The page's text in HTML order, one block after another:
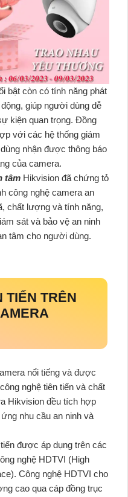
bật còn có tính năng phát
giúp người dùng dễ
kiện quan trọng. Đồng
với các hệ thống giám
nhận được thông báo
của camera.
tâm Hikvision đã chứng tỏ
công nghệ camera an
chất lượng và tính năng,
sát và bảo vệ an ninh
tâm cho người dùng.
TIẾN TRÊN
nổi tiếng và được
nghệ tiên tiến và chất
Hikvision đều tích hợp
nhu cầu an ninh và
được áp dụng trên các
nghệ HDTVI (High
Công nghệ HDTVI cho
cao qua cáp đồng trục